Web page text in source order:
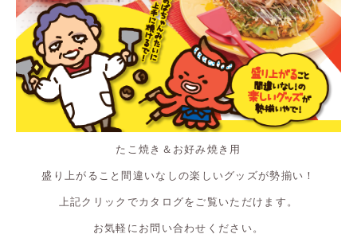
たこ焼き＆お好み焼き用
盛り上がること間違いなしの楽しいグッズが勢揃い！
上記クリックでカタログをご覧いただけます。
お気軽にお問い合わせください。